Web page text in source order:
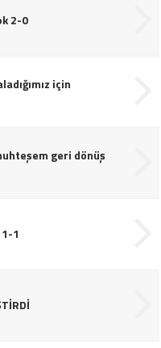
2-0
için
geri dönüş
1